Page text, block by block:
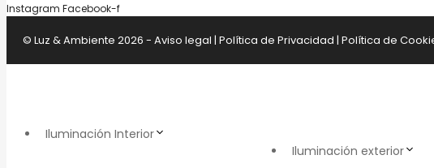
Instagram Facebook-f
© Luz & Ambiente 2026 - Aviso legal | Política de Privacidad | Política de
Iluminación Interior
Iluminación exterior